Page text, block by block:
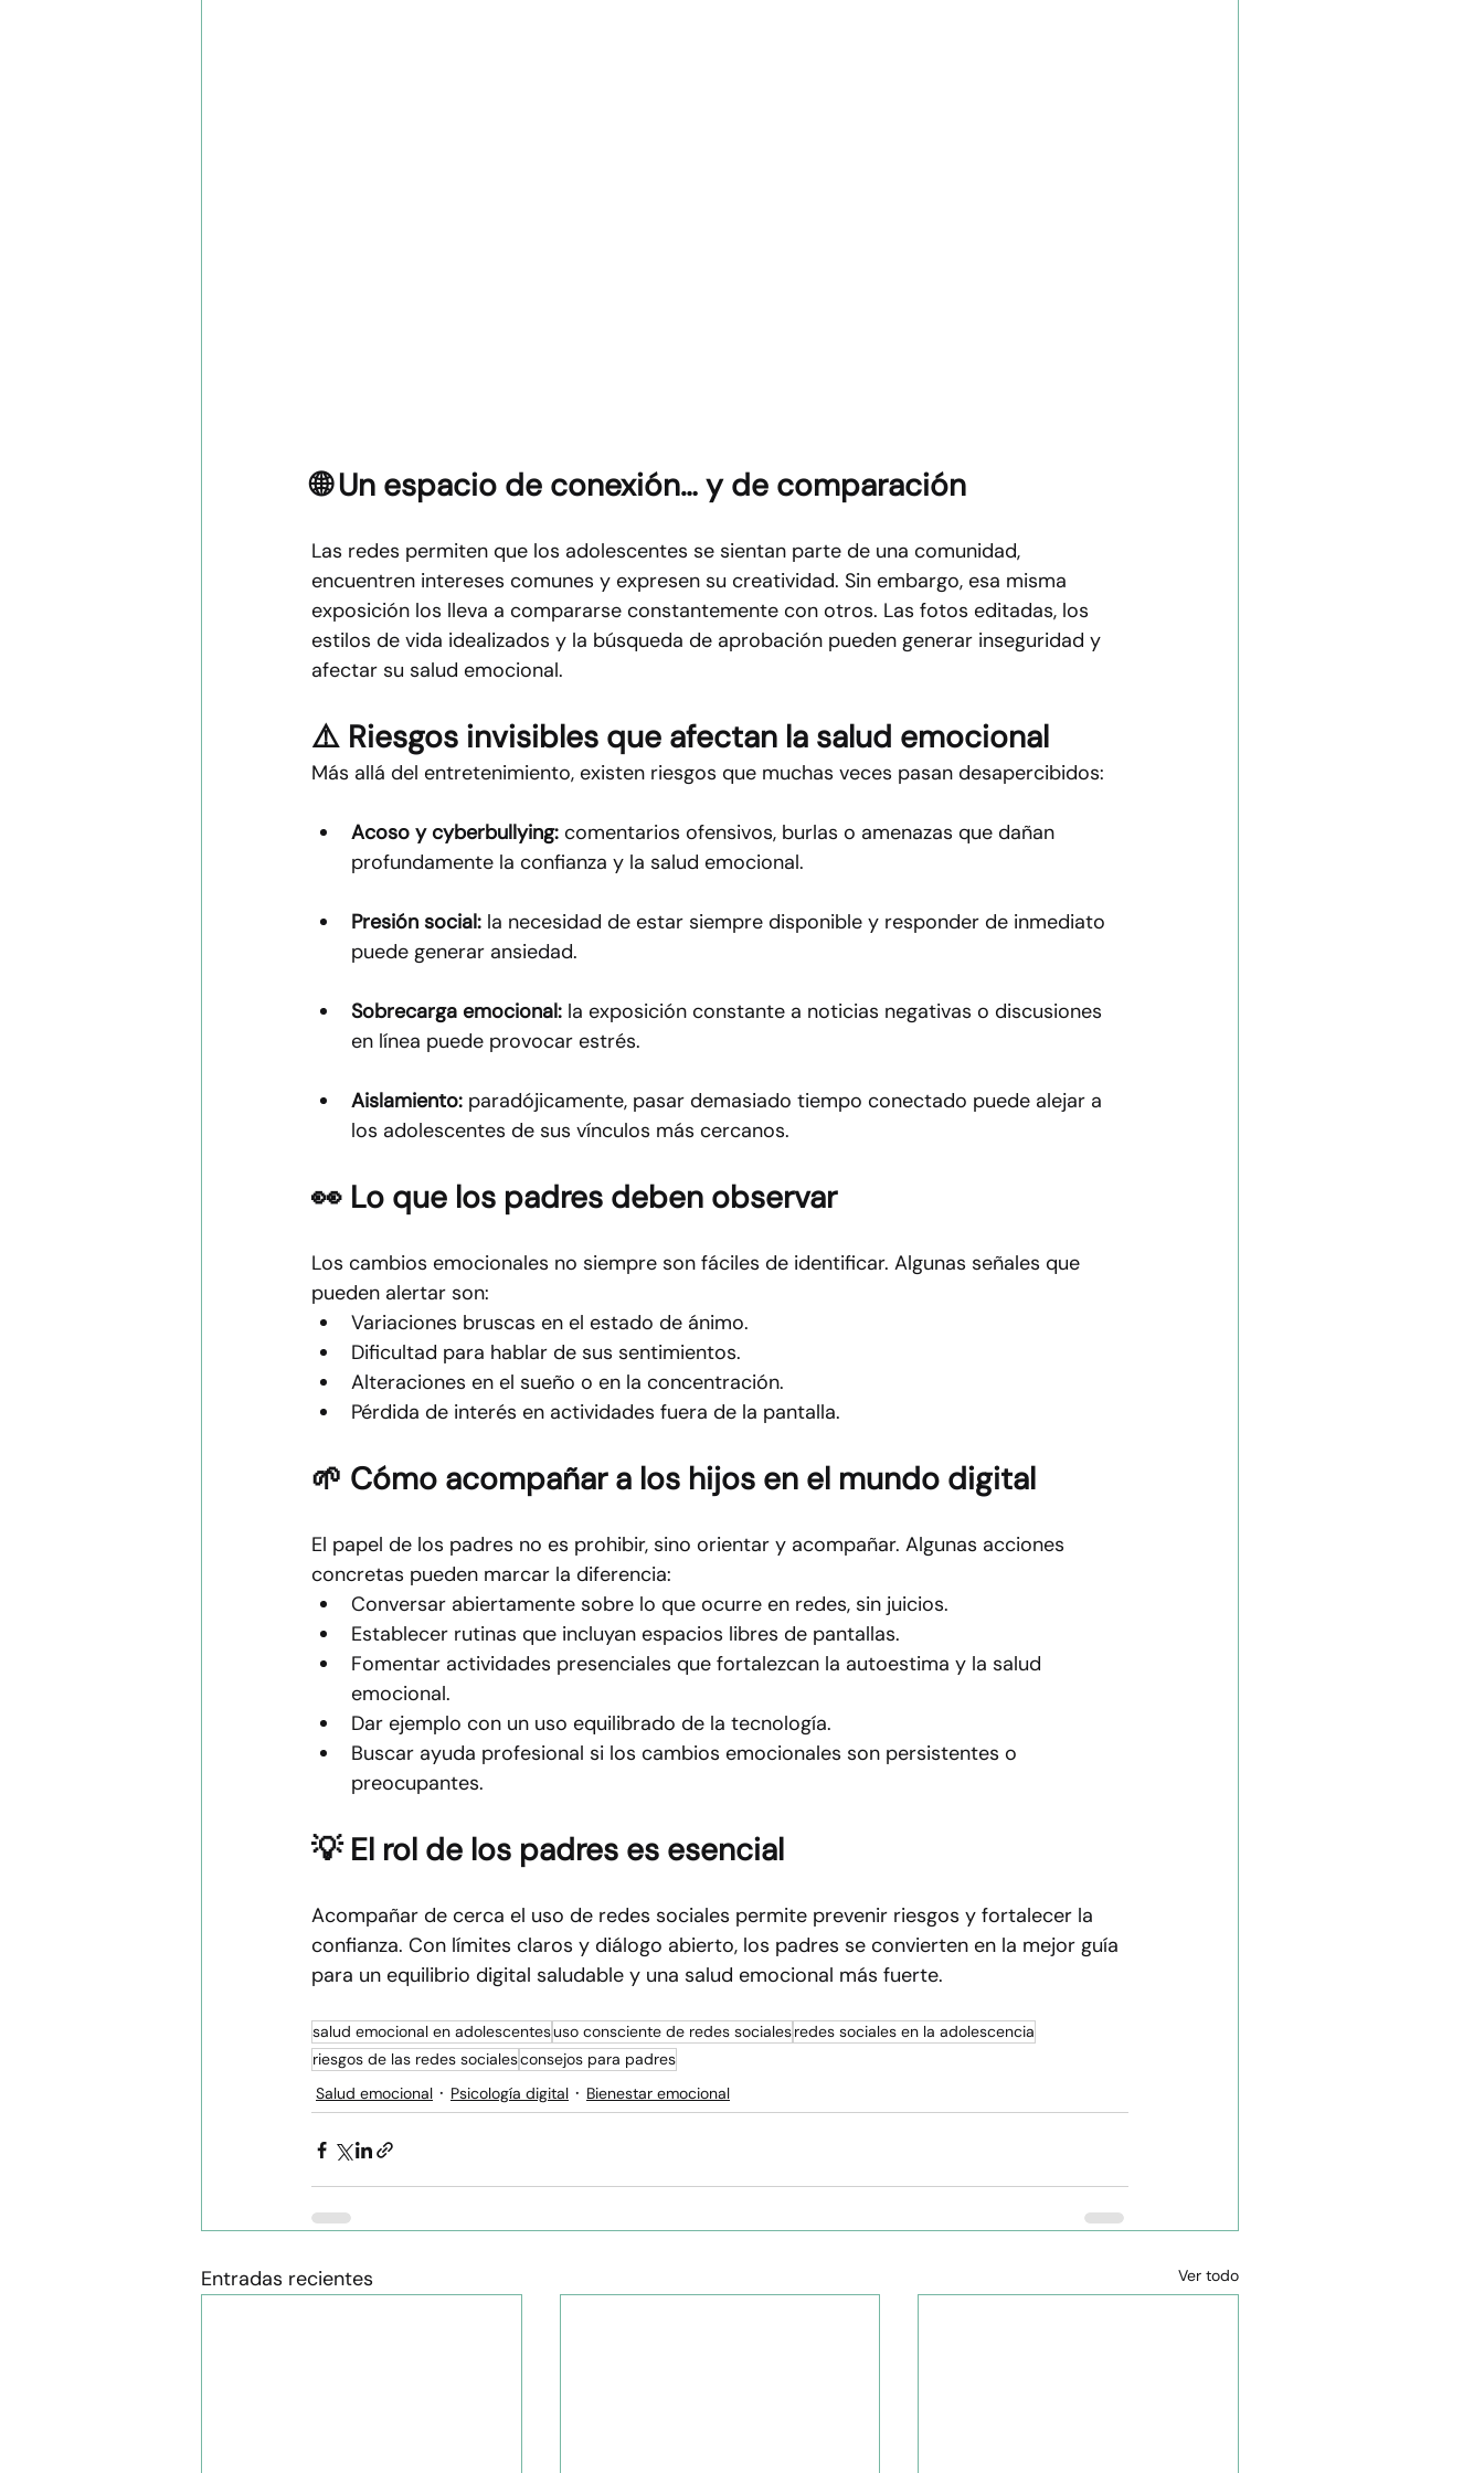
🌐 Un espacio de conexión… y de comparación
Las redes permiten que los adolescentes se sientan parte de una comunidad,
encuentren intereses comunes y expresen su creatividad. Sin embargo, esa misma
exposición los lleva a compararse constantemente con otros. Las fotos editadas, los
estilos de vida idealizados y la búsqueda de aprobación pueden generar inseguridad y
afectar su salud emocional.
⚠️ Riesgos invisibles que afectan la salud emocional
Más allá del entretenimiento, existen riesgos que muchas veces pasan desapercibidos:
Acoso y cyberbullying: comentarios ofensivos, burlas o amenazas que dañan
profundamente la confianza y la salud emocional.
Presión social: la necesidad de estar siempre disponible y responder de inmediato
puede generar ansiedad.
Sobrecarga emocional: la exposición constante a noticias negativas o discusiones
en línea puede provocar estrés.
Aislamiento: paradójicamente, pasar demasiado tiempo conectado puede alejar a
los adolescentes de sus vínculos más cercanos.
👀 Lo que los padres deben observar
Los cambios emocionales no siempre son fáciles de identificar. Algunas señales que
pueden alertar son:
Variaciones bruscas en el estado de ánimo.
Dificultad para hablar de sus sentimientos.
Alteraciones en el sueño o en la concentración.
Pérdida de interés en actividades fuera de la pantalla.
🌱 Cómo acompañar a los hijos en el mundo digital
El papel de los padres no es prohibir, sino orientar y acompañar. Algunas acciones
concretas pueden marcar la diferencia:
Conversar abiertamente sobre lo que ocurre en redes, sin juicios.
Establecer rutinas que incluyan espacios libres de pantallas.
Fomentar actividades presenciales que fortalezcan la autoestima y la salud
emocional.
Dar ejemplo con un uso equilibrado de la tecnología.
Buscar ayuda profesional si los cambios emocionales son persistentes o
preocupantes.
💡 El rol de los padres es esencial
Acompañar de cerca el uso de redes sociales permite prevenir riesgos y fortalecer la
confianza. Con límites claros y diálogo abierto, los padres se convierten en la mejor guía
para un equilibrio digital saludable y una salud emocional más fuerte.
salud emocional en adolescentesuso consciente de redes socialesredes sociales en la adolescencia
riesgos de las redes socialesconsejos para padres
Salud emocional
Psicología digital Bienestar emocional
Entradas recientes Ver todo